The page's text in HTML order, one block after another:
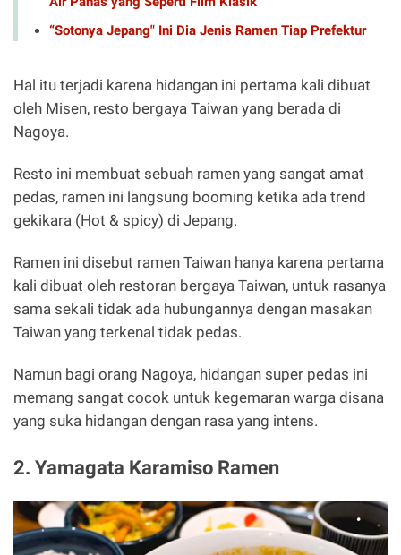
“Sotonya Jepang" Ini Dia Jenis Ramen Tiap Prefektur
Hal itu terjadi karena hidangan ini pertama kali dibuat
oleh Misen, resto bergaya Taiwan yang berada di
Nagoya.
Resto ini membuat sebuah ramen yang sangat amat
pedas, ramen ini langsung booming ketika ada trend
gekikara (Hot & spicy) di Jepang.
Ramen ini disebut ramen Taiwan hanya karena pertama
kali dibuat oleh restoran bergaya Taiwan, untuk rasanya
sama sekali tidak ada hubungannya dengan masakan
Taiwan yang terkenal tidak pedas.
Namun bagi orang Nagoya, hidangan super pedas ini
memang sangat cocok untuk kegemaran warga disana
yang suka hidangan dengan rasa yang intens.
2. Yamagata Karamiso Ramen